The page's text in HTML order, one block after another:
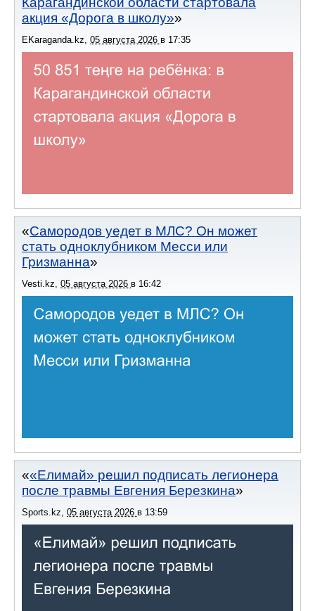
акция «Дорога в школу»
EKaraganda.kz, 05 августа 2026 в 17:35
Самородов уедет в МЛС? Он может
стать одноклубником Месси или
Гризманна
Vesti.kz, 05 августа 2026 в 16:42
«Елимай» решил подписать легионера
после травмы Евгения Березкина
Sports.kz 05 августа 2026 в 13:59